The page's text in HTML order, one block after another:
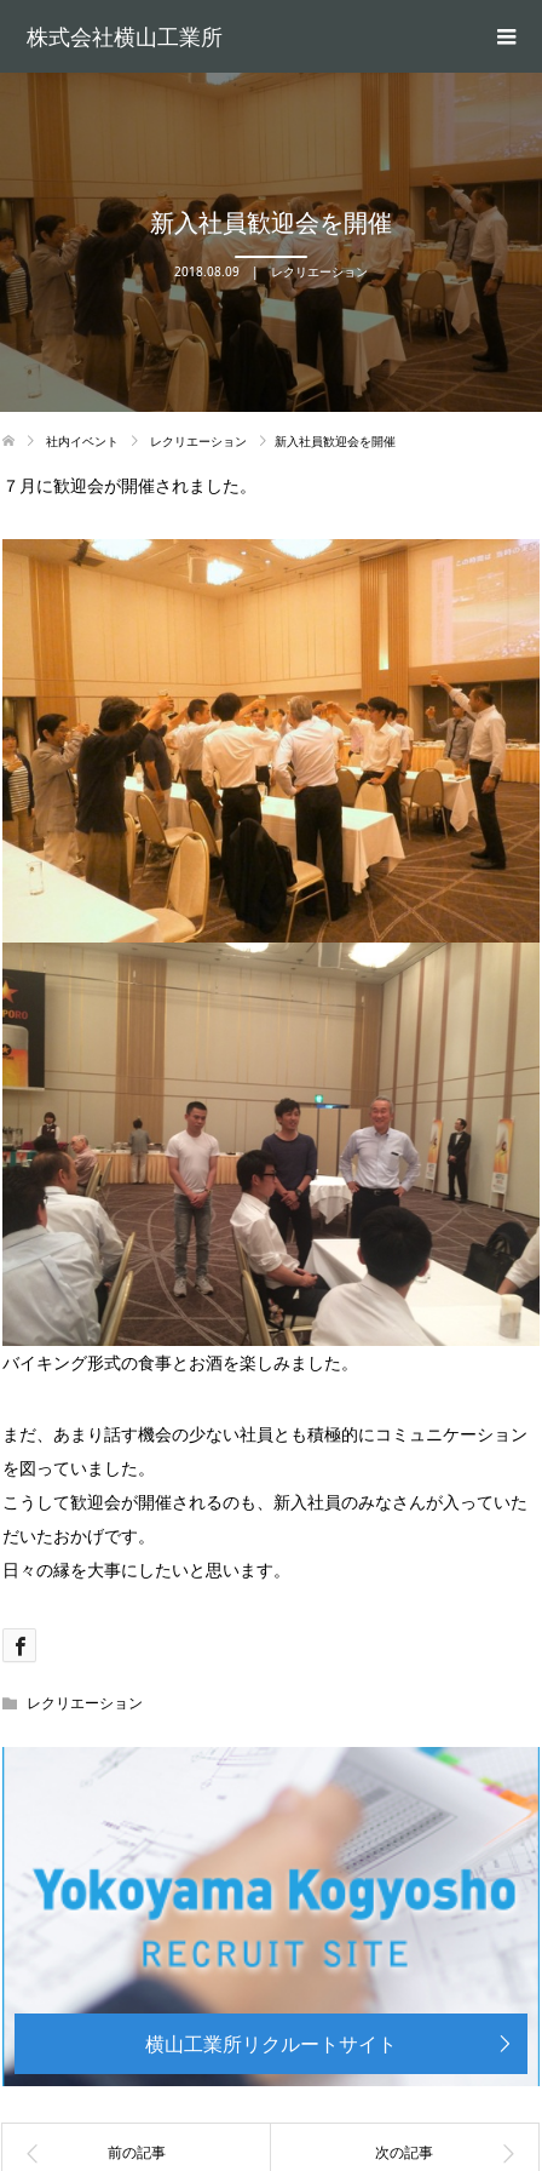
株式会社横山工業所
新入社員歓迎会を開催
2018.08.09 レクリエーション
社内イベント レクリエーション 新入社員歓迎会を開催
７月に歓迎会が開催されました。
バイキング形式の食事とお酒を楽しみました。
まだ、あまり話す機会の少ない社員とも積極的にコミュニケーション
を図っていました。
こうして歓迎会が開催されるのも、新入社員のみなさんが入っていた
だいたおかげです。
日々の縁を大事にしたいと思います。
レクリエーション
横山工業所リクルートサイト